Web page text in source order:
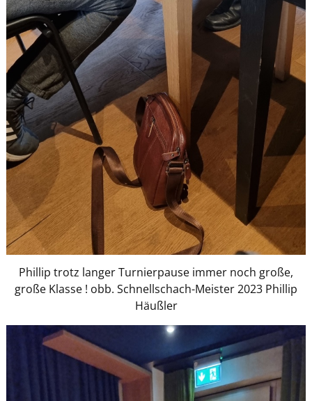
Phillip trotz langer Turnierpause immer noch große,
große Klasse ! obb. Schnellschach-Meister 2023 Phillip
Häußler